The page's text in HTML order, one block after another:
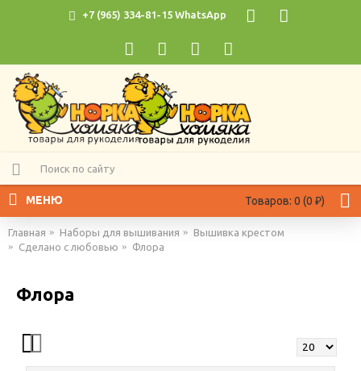
+7 (965) 334-81-15 WhatsApp
Товаров: 0 (0 ₽)
МЕНЮ
Главная Наборы для вышивания
Вышивка крестом
Сделано с любовью
Флора
Флора